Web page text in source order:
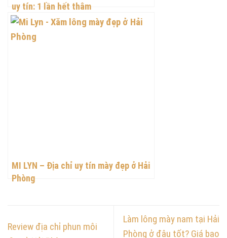
uy tín: 1 lần hết thâm
MI LYN – Địa chỉ uy tín mày đẹp ở Hải
Phòng
Review địa chỉ phun môi
Làm lông mày nam tại Hải
Phòng ở đâu tốt? Giá bao